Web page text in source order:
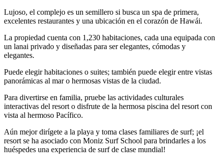
Lujoso, el complejo es un semillero si busca un spa de primera,
excelentes restaurantes y una ubicación en el corazón de Hawái.
La propiedad cuenta con 1,230 habitaciones, cada una equipada con
un lanai privado y diseñadas para ser elegantes, cómodas y
elegantes.
Puede elegir habitaciones o suites; también puede elegir entre vistas
panorámicas al mar o hermosas vistas de la ciudad.
Para divertirse en familia, pruebe las actividades culturales
interactivas del resort o disfrute de la hermosa piscina del resort con
vista al hermoso Pacífico.
Aún mejor dirígete a la playa y toma clases familiares de surf; ¡el
resort se ha asociado con Moniz Surf School para brindarles a los
huéspedes una experiencia de surf de clase mundial!